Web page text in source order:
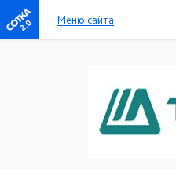
2.0 Меню сайта